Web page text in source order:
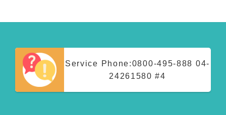
Service Phone:0800-495-888 04-
24261580 #4